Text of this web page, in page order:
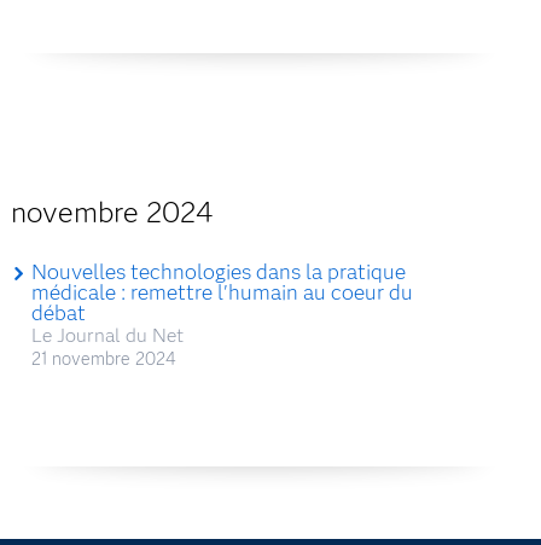
novembre 2024
Nouvelles technologies dans la pratique
médicale : remettre l'humain au coeur du
débat
Le Journal du Net
21 novembre 2024